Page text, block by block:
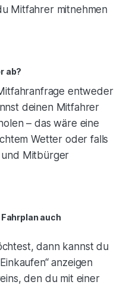
Mitfahrer mitnehmen
ab?
entweder
deinen Mitfahrer
– das wäre eine
Wetter oder falls
Mitbürger
auch
dann kannst du
anzeigen
den du mit einer